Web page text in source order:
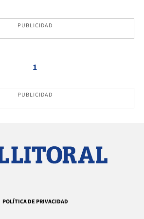
PUBLICIDAD
1
PUBLICIDAD
POLÍTICA DE PRIVACIDAD